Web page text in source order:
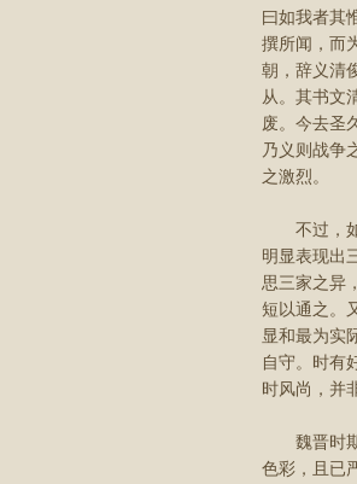
曰如我者其
撰所闻，而
朝，辞义清
从。其书文
废。今去圣
乃义则战争
之激烈。
不过，如
明显表现出
思三家之异
短以通之。
显和最为实
自守。时有
时风尚，并
魏晋时期
色彩，且已